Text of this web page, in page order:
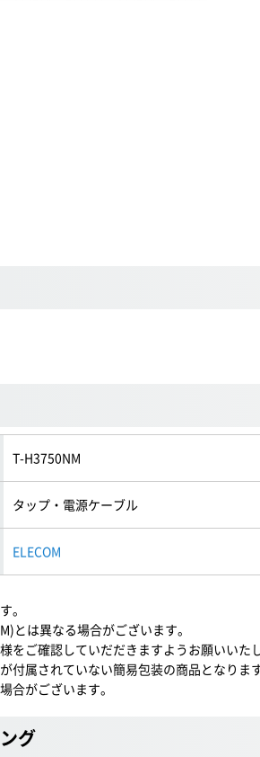
T-H3750NM
タップ・電源ケーブル
ELECOM
。
は異なる場合がございます。
ご確認していだだきますようお願いいたし
属されていない簡易包装の商品となります
がございます。
グ